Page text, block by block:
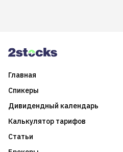
Главная
Спикеры
Дивидендный календарь
Калькулятор тарифов
Статьи